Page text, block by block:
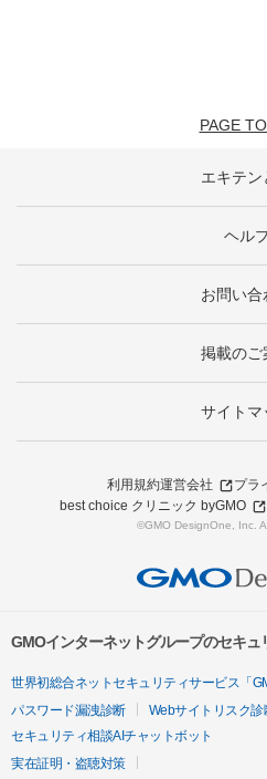
PAGE
エキテン
ヘル
お問い合
掲載のご
サイトマ
利用規約運営会社
プラ
best choice クリニック byGMO
©GMO DesignOne, Inc.
GMOインターネットグループのセキュ
世界初総合ネットセキュリティサービス「
パスワード漏洩診断
Webサイトリスク診
セキュリティ相談AIチャットボット
実在証明・盗聴対策